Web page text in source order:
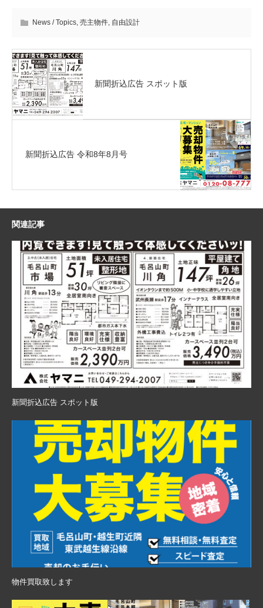
News / Topics, 売主物件, 自由設計
新聞折込広告 スポット版
新聞折込広告 令和8年8月号
関連記事
新聞折込広告 スポット版
物件買取致します